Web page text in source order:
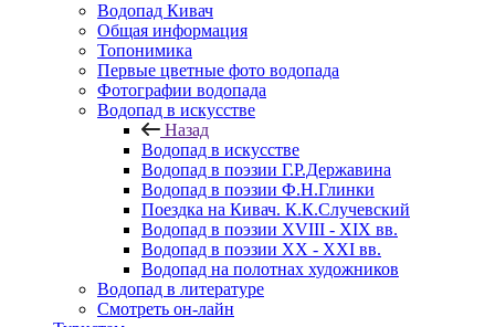
Водопад Кивач
Общая информация
Топонимика
Первые цветные фото водопада
Фотографии водопада
Водопад в искусстве
Назад
Водопад в искусстве
Водопад в поэзии Г.Р.Державина
Водопад в поэзии Ф.Н.Глинки
Поездка на Кивач. К.К.Случевский
Водопад в поэзии XVIII - XIX вв.
Водопад в поэзии XX - XXI вв.
Водопад на полотнах художников
Водопад в литературе
Смотреть он-лайн